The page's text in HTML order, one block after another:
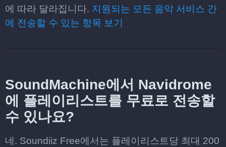
에 따라 달라집니다. 지원되는 모든 음악 서비스 간
에 전송할 수 있는 항목 보기
SoundMachine에서 Navidrome
에 플레이리스트를 무료로 전송할
수 있나요?
네. Soundiiz Free에서는 플레이리스트당 최대 200